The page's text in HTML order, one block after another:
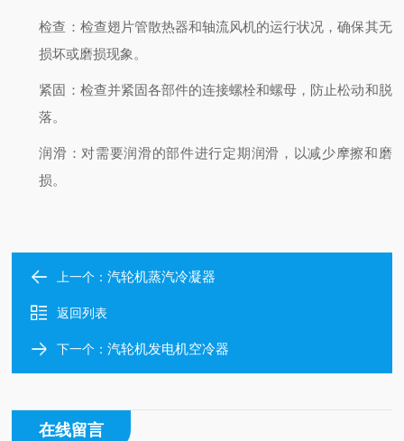
检查 ：检查翅片管散热器和轴流风机的运行状况，确保其无
损坏或磨损现象。
紧固 ：检查并紧固各部件的连接螺栓和螺母，防止松动和脱
落。
润滑 ：对需要润滑的部件进行定期润滑，以减少摩擦和磨
损。
上一个：汽轮机蒸汽冷凝器
返回列表
下一个：汽轮机发电机空冷器
在线留言